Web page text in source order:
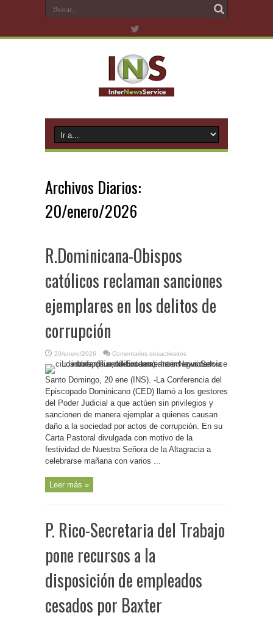
Archivos Diarios:
20/enero/2026
R.Dominicana-Obispos
católicos reclaman sanciones
ejemplares en los delitos de
corrupción
20/enero/2026 Comentarios desactivados
R.Dominicana-
Obispos
reclaman
ejemplares
en
los
delitos
corrupción
Santo Domingo, 20 ene (INS). -La Conferencia del
Episcopado Dominicano (CED) llamó a los gestores
del Poder Judicial a que actúen sin privilegios y
sancionen de manera ejemplar a quienes causan
daño a la sociedad por actos de corrupción. En su
Carta Pastoral divulgada con motivo de la
festividad de Nuestra Señora de la Altagracia a
celebrarse mañana con varios ...
Leer más »
P. Rico-Secretaria del Trabajo
pone recursos a la
disposición de empleados
cesados por Baxter